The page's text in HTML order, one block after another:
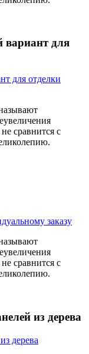
вариант для
сравнится с
сравнится с
из дерева